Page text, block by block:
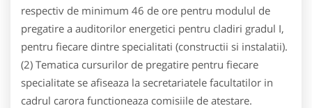
respectiv de minimum 46 de ore pentru modulul de
pregatire a auditorilor energetici pentru cladiri gradul I,
pentru fiecare dintre specialitati (constructii si instalatii).
(2) Tematica cursurilor de pregatire pentru fiecare
specialitate se afiseaza la secretariatele facultatilor in
cadrul carora functioneaza comisiile de atestare.